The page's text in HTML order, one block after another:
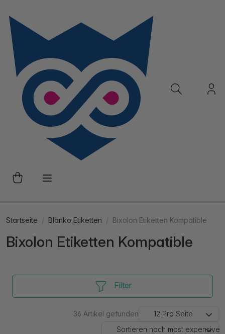
Startseite Blanko Etiketten Bixolon Etiketten Kompatible
Bixolon Etiketten Kompatible
Filter
36 Artikel gefunden 12 Pro Seite
Sortieren nach most expensive